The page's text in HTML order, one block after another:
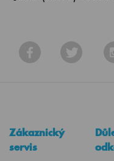
Zákaznický
servis